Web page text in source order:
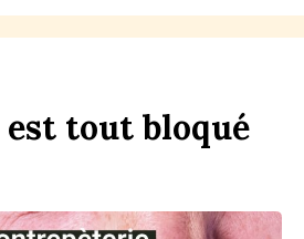
est tout bloqué